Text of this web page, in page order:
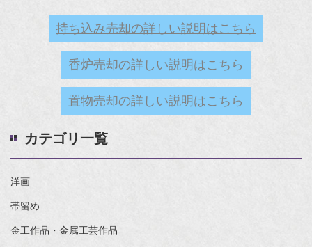
持ち込み売却の詳しい説明はこちら
香炉売却の詳しい説明はこちら
置物売却の詳しい説明はこちら
カテゴリ一覧
洋画
帯留め
金工作品・金属工芸作品